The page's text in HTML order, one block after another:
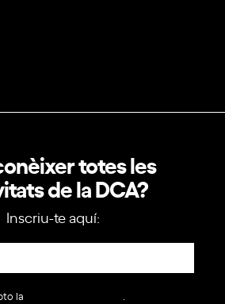
totes les
de la DCA?
Inscriu-te aquí:
la